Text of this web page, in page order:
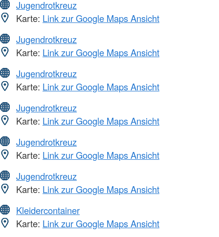
Jugendrotkreuz
Karte: Link zur Google Maps Ansicht
Jugendrotkreuz
Karte: Link zur Google Maps Ansicht
Jugendrotkreuz
Karte: Link zur Google Maps Ansicht
Jugendrotkreuz
Karte: Link zur Google Maps Ansicht
Jugendrotkreuz
Karte: Link zur Google Maps Ansicht
Jugendrotkreuz
Karte: Link zur Google Maps Ansicht
Kleidercontainer
Karte: Link zur Google Maps Ansicht